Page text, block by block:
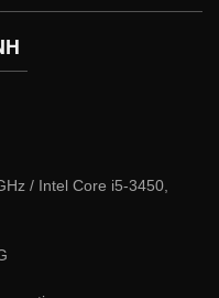
/ Intel Core i5-3450,